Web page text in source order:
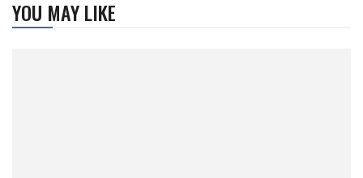
YOU MAY LIKE